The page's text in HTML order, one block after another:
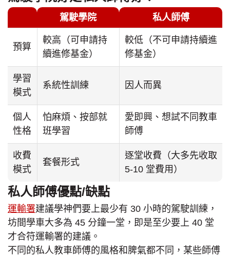
駕駛學院 私人師傅
預算
較高（可申請持
續進修基金）
較低（不可申請持續進
修基金）
學習
模式
系統性訓練 因人而異
個人
性格
怕麻煩、按部就
班學習
愛即興、想試不同教車
師傅
收費
模式
套餐形式
逐堂收費（大多先收取
5-10 堂費用）
私人師傅優點/缺點
運輸署建議學神們要上最少有 30 小時的駕駛訓練，
坊間學車大多為 45 分鐘一堂，即是至少要上 40 堂
才合符運輸署的建議。
不同的私人教車師傅的風格和脾氣都不同，某些師傅